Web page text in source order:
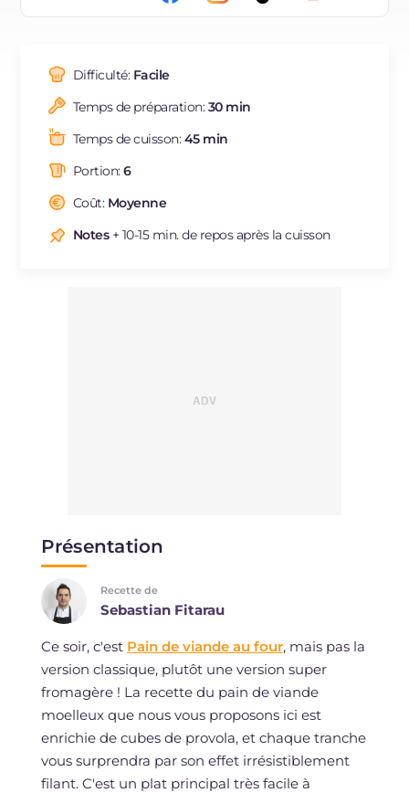
ES
BR
NL
Difficulté: Facile
Temps de préparation:30 min
Temps de cuisson:45 min
Portion:6
Coût: Moyenne
Notes+ 10-15 min. de repos après la cuisson
Présentation
Recette de
Sebastian Fitarau
Ce soir, c'est Pain de viande au four, mais pas la
version classique, plutôt une version super
fromagère ! La recette du pain de viande
moelleux que nous vous proposons ici est
enrichie de cubes de provola, et chaque tranche
vous surprendra par son effet irrésistiblement
filant. C'est un plat principal très facile à